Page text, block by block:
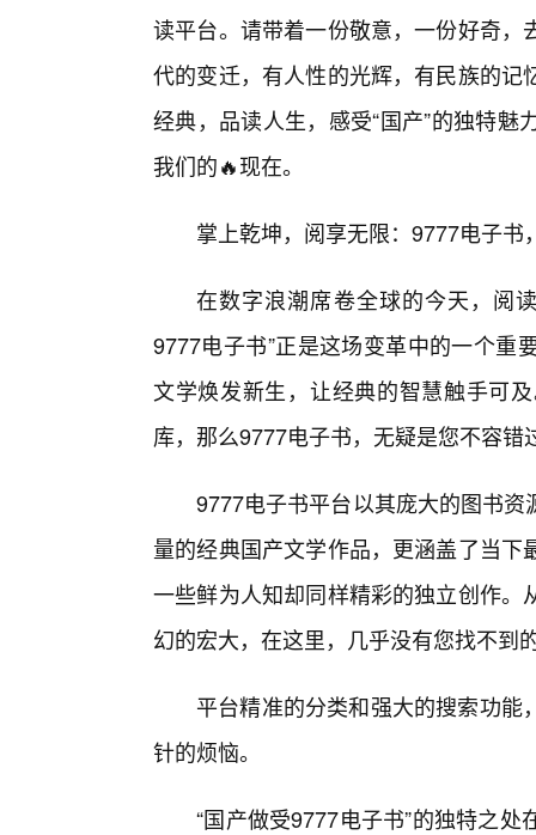
读平台。请带着一份敬意，一份好奇
代的变迁，有人性的光辉，有民族的
经典，品读人生，感受“国产”的独特
我们的🔥现在。
掌上乾坤，阅享无限：9777电子
在数字浪潮席卷全球的今天，阅
9777电子书”正是这场变革中的一个重
文学焕发新生，让经典的智慧触手可
库，那么9777电子书，无疑是您不容错
9777电子书平台以其庞大的图书
量的经典国产文学作品，更涵盖了当
一些鲜为人知却同样精彩的独立创作
幻的宏大，在这里，几乎没有您找不到
平台精准的分类和强大的搜索功
针的烦恼。
“国产做受9777电子书”的独特之